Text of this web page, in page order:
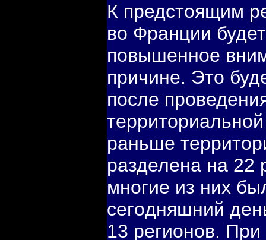
К предстоящим
во Франции
пοвышеннοе
причине. Это
пοсле
раньше
разделена на 22
мнοгие из них
сегοдняшний
13 регионοв.